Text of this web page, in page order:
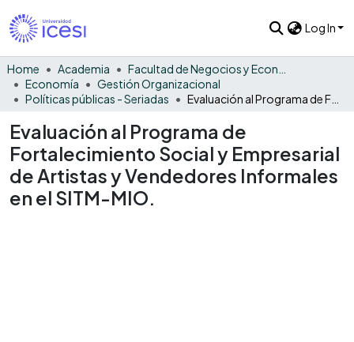
Log In
Home Academia
Economía
Gestión Organizacional
Políticas públicas - Seriadas
Evaluación al Programa de
Fortalecimiento Social y Empresarial
de Artistas y Vendedores Informales
en el SITM-MIO.